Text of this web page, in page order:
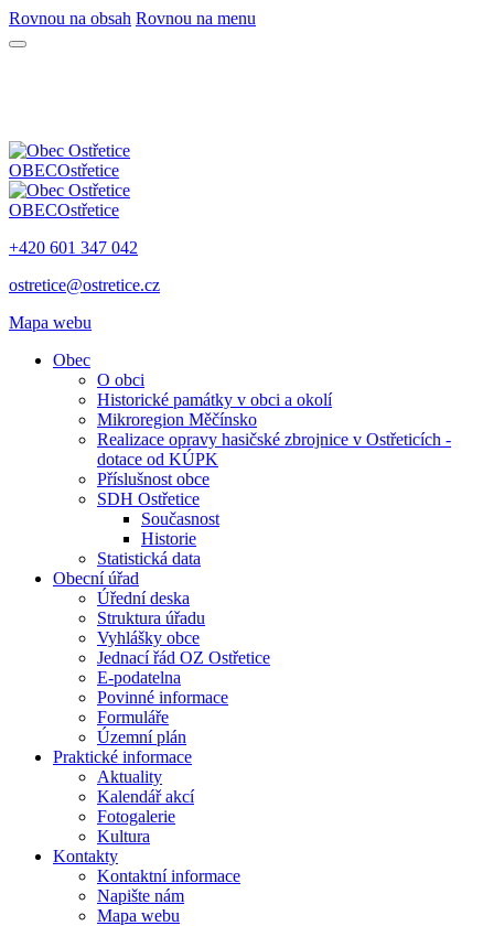
Rovnou na obsah Rovnou na menu
OBECOstřetice
OBECOstřetice
+420 601 347 042
ostretice@ostretice.cz
Mapa webu
Obec
O obci
Historické památky v obci a okolí
Mikroregion Měčínsko
Realizace opravy hasičské zbrojnice v Ostřeticích -
dotace od KÚPK
Příslušnost obce
SDH Ostřetice
Současnost
Historie
Statistická data
Obecní úřad
Úřední deska
Struktura úřadu
Vyhlášky obce
Jednací řád OZ Ostřetice
E-podatelna
Povinné informace
Formuláře
Územní plán
Praktické informace
Aktuality
Kalendář akcí
Fotogalerie
Kultura
Kontakty
Kontaktní informace
Napište nám
Mapa webu